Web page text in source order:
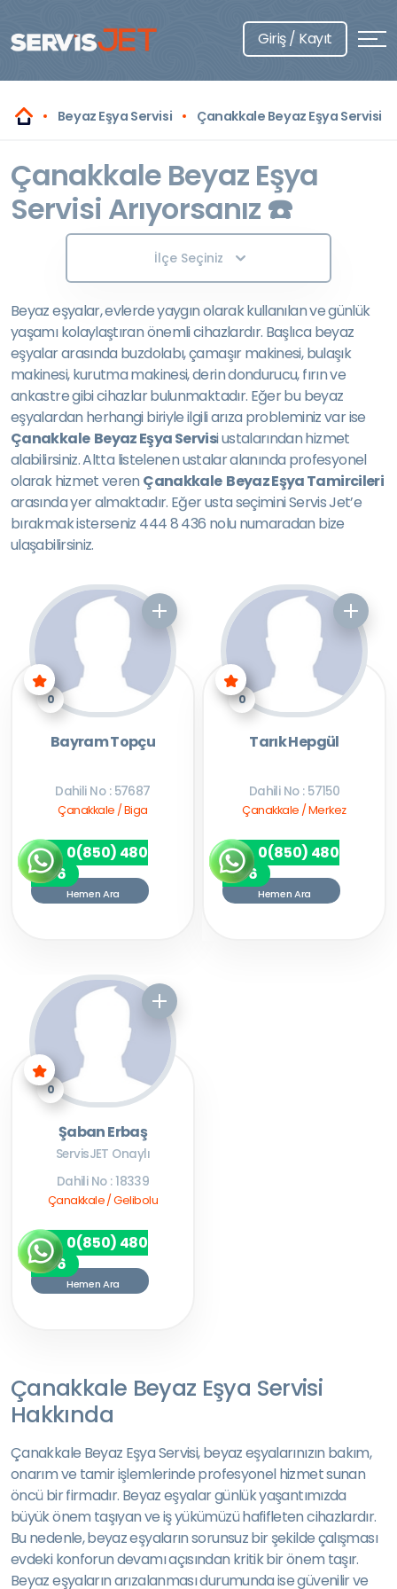
Giriş / Kayıt
Beyaz Eşya Servisi Çanakkale Beyaz Eşya Servisi
Çanakkale Beyaz Eşya
Servisi Arıyorsanız ☎️
İlçe Seçiniz
Beyaz eşyalar, evlerde yaygın olarak kullanılan ve günlük
yaşamı kolaylaştıran önemli cihazlardır. Başlıca beyaz
eşyalar arasında buzdolabı, çamaşır makinesi, bulaşık
makinesi, kurutma makinesi, derin dondurucu, fırın ve
ankastre gibi cihazlar bulunmaktadır. Eğer bu beyaz
eşyalardan herhangi biriyle ilgili arıza probleminiz var ise
Çanakkale Beyaz Eşya Servisi ustalarından hizmet
alabilirsiniz. Altta listelenen ustalar alanında profesyonel
olarak hizmet veren Çanakkale Beyaz Eşya Tamircileri
arasında yer almaktadır. Eğer usta seçimini Servis Jet’e
bırakmak isterseniz 444 8 436 nolu numaradan bize
ulaşabilirsiniz.
0
Bayram Topçu
Dahili No : 57687
Çanakkale / Biga
0(850) 480
7256
Hemen Ara
0
Tarık Hepgül
Dahili No : 57150
Çanakkale / Merkez
0(850) 480
7256
Hemen Ara
0
Şaban Erbaş
ServisJET Onaylı
Dahili No : 18339
Çanakkale / Gelibolu
0(850) 480
7256
Hemen Ara
Çanakkale Beyaz Eşya Servisi
Hakkında
Çanakkale Beyaz Eşya Servisi, beyaz eşyalarınızın bakım,
onarım ve tamir işlemlerinde profesyonel hizmet sunan
öncü bir firmadır. Beyaz eşyalar günlük yaşantımızda
büyük önem taşıyan ve iş yükümüzü hafifleten cihazlardır.
Bu nedenle, beyaz eşyaların sorunsuz bir şekilde çalışması
evdeki konforun devamı açısından kritik bir önem taşır.
Beyaz eşyaların arızalanması durumunda ise güvenilir ve